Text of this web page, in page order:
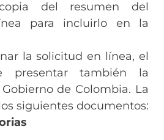
del resumen del
para incluirlo en la
la solicitud en línea, el
presentar también la
de Colombia. La
siguientes documentos: